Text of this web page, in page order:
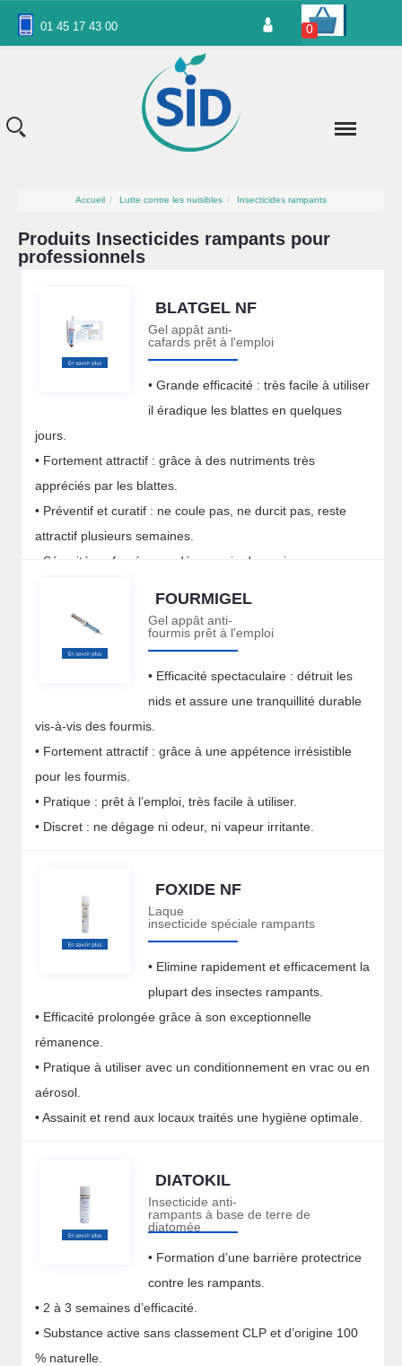
01 45 17 43 00 0
Accueil Lutte contre les nuisibles Insecticides rampants
Produits Insecticides rampants pour
professionnels
BLATGEL NF
Gel appât anti-
cafards prêt à l'emploi
• Grande efficacité : très facile à utiliser
il éradique les blattes en quelques
jours.
• Fortement attractif : grâce à des nutriments très
appréciés par les blattes.
• Préventif et curatif : ne coule pas, ne durcit pas, reste
attractif plusieurs semaines.
• Sécurité renforcée : ne dégage ni odeur, ni vapeur
FOURMIGEL
Gel appât anti-
fourmis prêt à l'emploi
• Efficacité spectaculaire : détruit les
nids et assure une tranquillité durable
vis-à-vis des fourmis.
• Fortement attractif : grâce à une appétence irrésistible
pour les fourmis.
• Pratique : prêt à l’emploi, très facile à utiliser.
• Discret : ne dégage ni odeur, ni vapeur irritante.
FOXIDE NF
Laque
insecticide spéciale rampants
• Elimine rapidement et efficacement la
plupart des insectes rampants.
• Efficacité prolongée grâce à son exceptionnelle
rémanence.
• Pratique à utiliser avec un conditionnement en vrac ou en
aérosol.
• Assainit et rend aux locaux traités une hygiène optimale.
DIATOKIL
Insecticide anti-
rampants à base de terre de
diatomée
• Formation d’une barrière protectrice
contre les rampants.
• 2 à 3 semaines d’efficacité.
• Substance active sans classement CLP et d’origine 100
% naturelle.